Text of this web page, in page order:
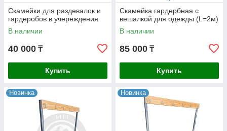
Скамейки для раздевалок и
гардеробов в учереждения
В наличии
40 000 ₸
Купить
Скамейка гардербная с
вешалкой для одежды (L=2м)
В наличии
85 000 ₸
Купить
Новинка Новинка